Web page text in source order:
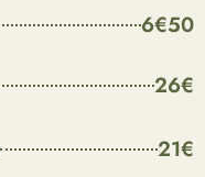
6€50
26€
21€